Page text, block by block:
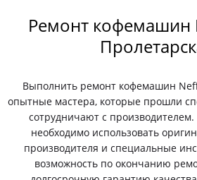
Ремонт кофемашин
Выполнить ремонт кофемашин
опытные мастера, которые прошли
сотрудничают с
необходимо использовать
производителя и специальные
возможность по окончанию